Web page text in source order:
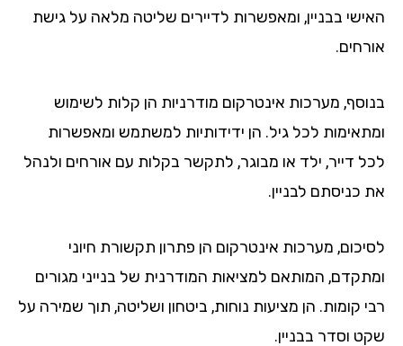
בבניין, ומאפשרות לדיירים שליטה מלאה על גישת
מערכות אינטרקום מודרניות הן קלות לשימוש
לכל גיל. הן ידידותיות למשתמש ומאפשרות
דייר, ילד או מבוגר, לתקשר בקלות עם אורחים ולנהל
כניסתם לבניין.
מערכות אינטרקום הן פתרון תקשורת חיוני
המותאם למציאות המודרנית של בנייני מגורים
קומות. הן מציעות נוחות, ביטחון ושליטה, תוך שמירה על
וסדר בבניין.